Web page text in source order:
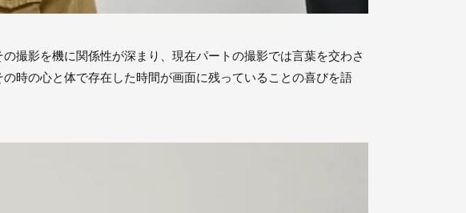
撮影を機に関係性が深まり、現在パートの撮影では言葉を交わさ
時の心と体で存在した時間が画面に残っていることの喜びを語